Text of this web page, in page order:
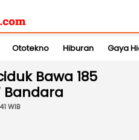
Ototekno Hiburan Gaya
Bawa 185
Bandara
WIB